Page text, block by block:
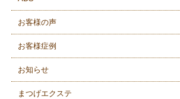
お客様の声
お客様症例
お知らせ
まつげエクステ